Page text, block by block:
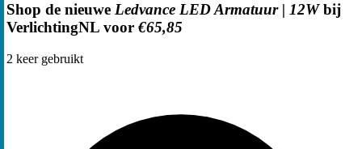
Shop de nieuwe Ledvance LED Armatuur | 12Wbij
VerlichtingNL voor €65,85
2 keer gebruikt